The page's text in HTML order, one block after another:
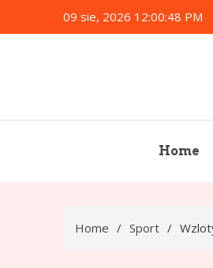
to
09 sie, 2026 12:00:50 PM
Home
Home Sport